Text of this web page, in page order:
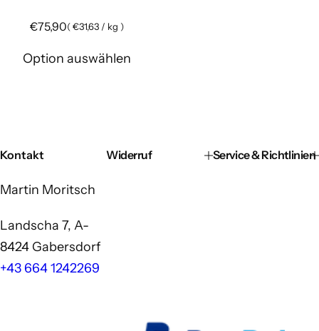
R
g
u
P
e
i
€75,90( €31,63 / kg )
Option auswählen
Kontakt
Martin Moritsch
Landscha 7, A-
8424 Gabersdorf
+43 664 1242269
Widerruf Service & Richtlinien